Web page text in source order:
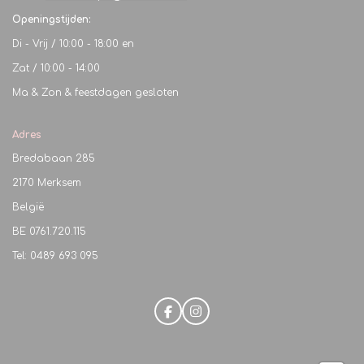
Openingstijden:
Di - Vrij / 10:00 - 18:00 en
Zat / 10:00 - 14:00
Ma & Zon & feestdagen gesloten
Adres
Bredabaan 285
2170 Merksem
België
BE 0761.720.115
Tel: 0489 693 095
F
a
I
n